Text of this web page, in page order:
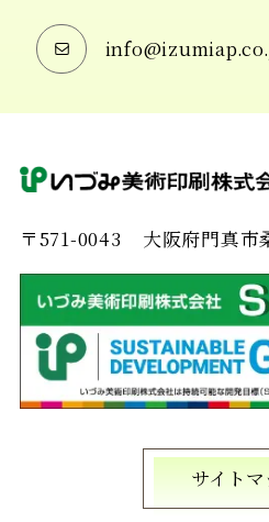
〒571-0043 大阪府門真市
サイト